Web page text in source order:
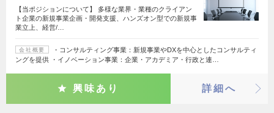
【当ポジションについて】 多様な業界・業種のクライアン
ト企業の新規事業企画・開発支援、ハンズオン型での新規事
業立上、経営/…
会社概要
・コンサルティング事業：新規事業やDXを中心としたコンサルティ
ングを提供 ・イノベーション事業：企業・アカデミア・行政と連…
興味あり 詳細へ